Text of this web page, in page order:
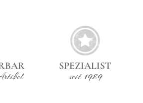
– es ist ein
Rückzugsort und ein Statement für
Freien. Material: Faserverstärktes
Sitzplätze: 83 x 222 x 88 cm
49 cm, Sitztiefe (inklusive
cm, Gewicht 66 kg
SPEZIALIST
seit 1989